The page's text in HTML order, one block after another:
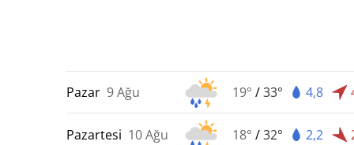
Pazar 9 Ağu 19° /33° 4,8
Pazartesi 10 Ağu 18° /32° 2,2